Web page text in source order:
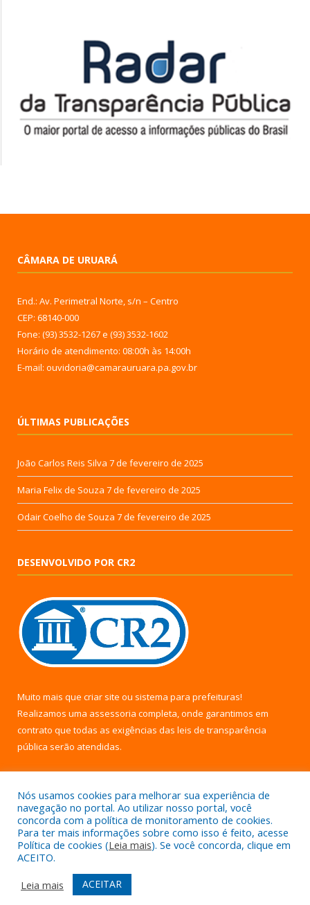
CÂMARA DE URUARÁ
End.: Av. Perimetral Norte, s/n – Centro
CEP: 68140-000
Fone: (93) 3532-1267 e (93) 3532-1602
Horário de atendimento: 08:00h às 14:00h
E-mail: ouvidoria@camarauruara.pa.gov.br
ÚLTIMAS PUBLICAÇÕES
João Carlos Reis Silva 7 de fevereiro de 2025
Maria Felix de Souza 7 de fevereiro de 2025
Odair Coelho de Souza 7 de fevereiro de 2025
DESENVOLVIDO POR CR2
Muito mais que criar site ou sistema para prefeituras!
Realizamos uma assessoria completa, onde garantimos em
contrato que todas as exigências das leis de transparência
pública serão atendidas.
Todos os direitos reservados a Câmara Municipal de Uruará.
Mapa do Site
Acessar Área Administrativa
Acessar Webmail
Nós usamos cookies para melhorar sua experiência de
navegação no portal. Ao utilizar nosso portal, você
concorda com a política de monitoramento de cookies.
Para ter mais informações sobre como isso é feito, acesse
Política de cookies (Leia mais). Se você concorda, clique em
ACEITO.
Leia mais
ACEITAR